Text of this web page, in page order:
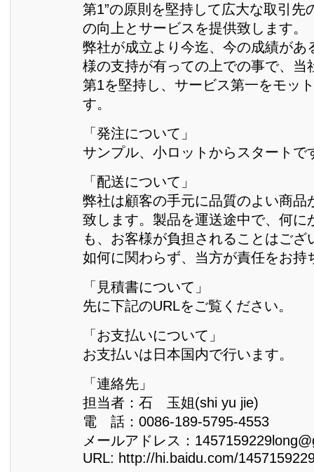
第1”の原則を堅持して広大な取引先
の向上とサービスを提供致します。
弊社が成立より今迄、今の成績があ
様の支持が有っての上での事で、当
第1を堅持し、サービス第一をモッ
す。
「発注について」
サンプル、小ロットからスタートで
「配送について」
弊社は顧客の手元に品質のよい商品
致します。製品を運送途中で、何に
も、お客様が負担されることはござ
如何に関わらず、当方が責任をお持
「見積書について」
先に下記のURLをご覧ください。
「お支払いについて」
お支払いは日本国内で行います。
「連絡先」
担当者：石 玉姐(shi yu jie)
電 話：0086-189-5795-4553
メールアドレス：
URL: http://hi.baidu.com/